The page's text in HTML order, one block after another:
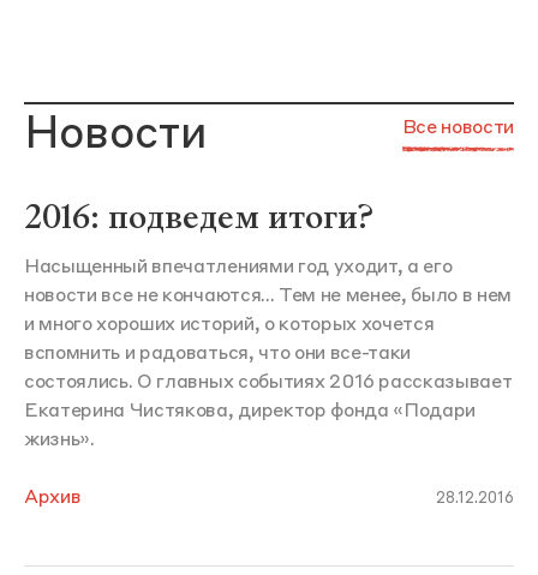
Новости Все новости
2016: подведем итоги?
Насыщенный впечатлениями год уходит, а его
новости все не кончаются... Тем не менее, было в нем
и много хороших историй, о которых хочется
вспомнить и радоваться, что они все-таки
состоялись. О главных событиях 2016 рассказывает
Екатерина Чистякова, директор фонда «Подари
жизнь».
Архив 28.12.2016